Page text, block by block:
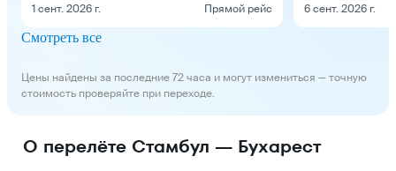
1 сент. 2026 г. Прямой рейс 6 сент. 2026 г.
Смотреть все
Цены найдены за последние 72 часа и могут измениться — точную
стоимость проверяйте при переходе.
О перелёте Стамбул — Бухарест